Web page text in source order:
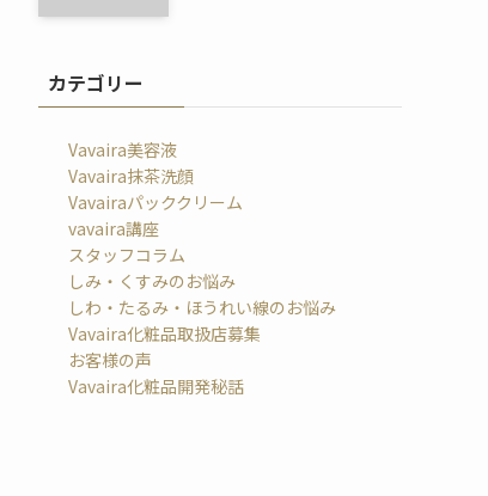
カテゴリー
Vavaira美容液
Vavaira抹茶洗顔
Vavairaパッククリーム
vavaira講座
スタッフコラム
しみ・くすみのお悩み
しわ・たるみ・ほうれい線のお悩み
Vavaira化粧品取扱店募集
お客様の声
Vavaira化粧品開発秘話